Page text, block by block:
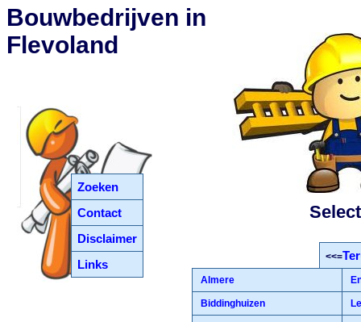
Zoeken
Contact
Disclaimer
Links
Bouwbedrijven in
Flevoland
<<=
Almere
Biddinghuizen